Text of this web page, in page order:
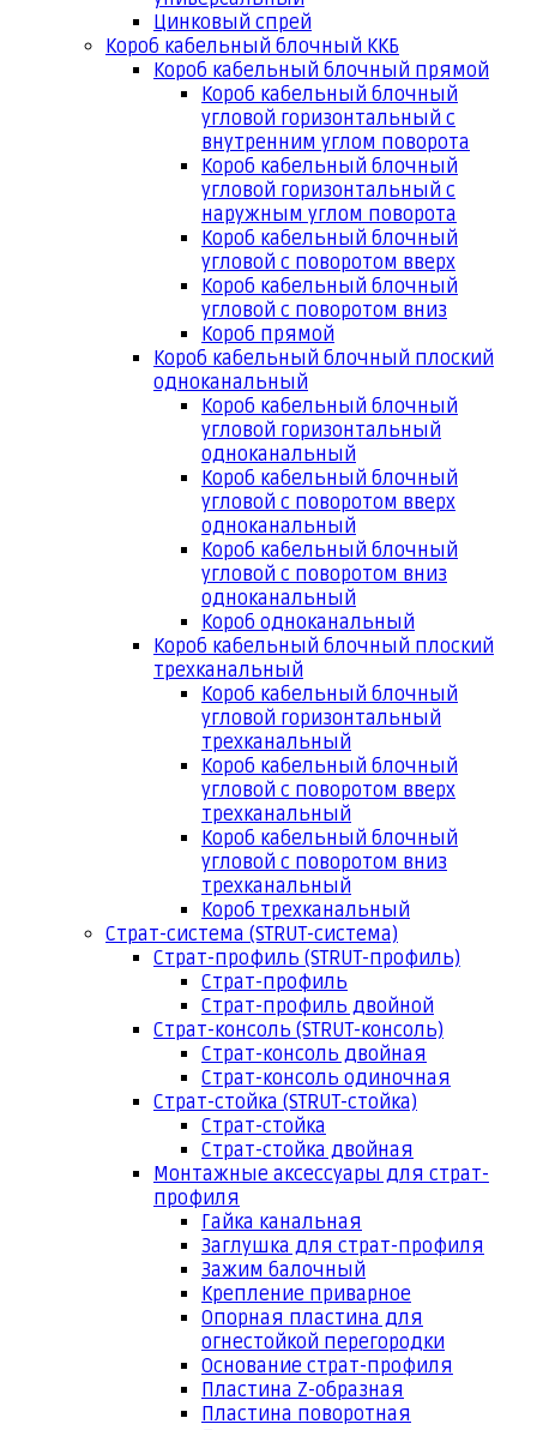
Цинковый спрей
Короб кабельный блочный ККБ
Короб кабельный блочный прямой
Короб кабельный блочный
угловой горизонтальный с
внутренним углом поворота
Короб кабельный блочный
угловой горизонтальный с
наружным углом поворота
Короб кабельный блочный
угловой с поворотом вверх
Короб кабельный блочный
угловой с поворотом вниз
Короб прямой
Короб кабельный блочный плоский
одноканальный
Короб кабельный блочный
угловой горизонтальный
одноканальный
Короб кабельный блочный
угловой с поворотом вверх
одноканальный
Короб кабельный блочный
угловой с поворотом вниз
одноканальный
Короб одноканальный
Короб кабельный блочный плоский
трехканальный
Короб кабельный блочный
угловой горизонтальный
трехканальный
Короб кабельный блочный
угловой с поворотом вверх
трехканальный
Короб кабельный блочный
угловой с поворотом вниз
трехканальный
Короб трехканальный
Страт-система (STRUT-система)
Страт-профиль (STRUT-профиль)
Страт-профиль
Страт-профиль двойной
Страт-консоль (STRUT-консоль)
Страт-консоль двойная
Страт-консоль одиночная
Страт-стойка (STRUT-стойка)
Страт-стойка
Страт-стойка двойная
Монтажные аксессуары для страт-
профиля
Гайка канальная
Заглушка для страт-профиля
Зажим балочный
Крепление приварное
Опорная пластина для
огнестойкой перегородки
Основание страт-профиля
Пластина Z-образная
Пластина поворотная